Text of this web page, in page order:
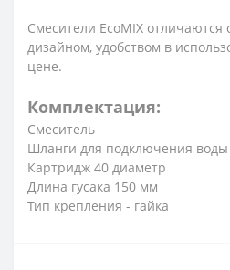
Смесители EcoMIX
дизайном, удобством в
цене.
Комплектация:
Смеситель
Шланги для подключения воды
Картридж 40 диаметр
Длина гусака 150 мм
Тип крепления - гайка